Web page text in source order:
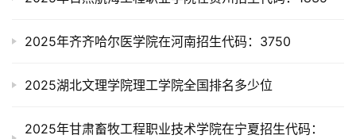
2025年齐齐哈尔医学院在河南招生代码：3750
2025湖北文理学院理工学院全国排名多少位
2025年甘肃畜牧工程职业技术学院在宁夏招生代码：